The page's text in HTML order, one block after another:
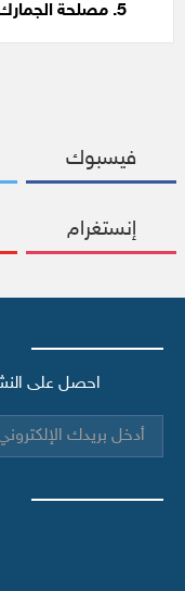
مصلحة
فيسبوك
إنستغرام
احصل على